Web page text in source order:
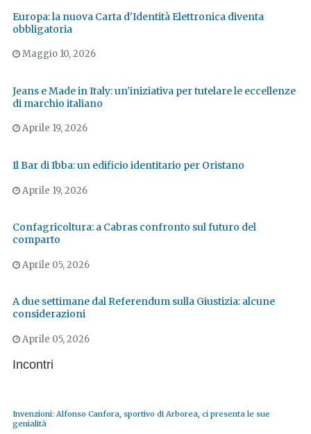
Europa: la nuova Carta d'Identità Elettronica diventa
obbligatoria
Maggio 10, 2026
Jeans e Made in Italy: un'iniziativa per tutelare le eccellenze
di marchio italiano
Aprile 19, 2026
Il Bar di Ibba: un edificio identitario per Oristano
Aprile 19, 2026
Confagricoltura: a Cabras confronto sul futuro del
comparto
Aprile 05, 2026
A due settimane dal Referendum sulla Giustizia: alcune
considerazioni
Aprile 05, 2026
Incontri
Invenzioni: Alfonso Canfora, sportivo di Arborea, ci presenta le sue
genialità